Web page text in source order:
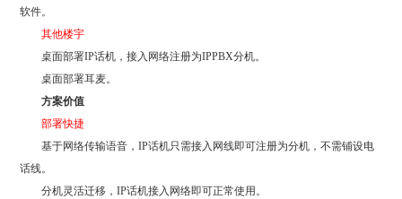
软件。
其他楼宇
桌面部署IP话机，接入网络注册为IPPBX分机。
桌面部署耳麦。
方案价值
部署快捷
基于网络传输语音，IP话机只需接入网线即可注册为分机，不需铺设电
话线。
分机灵活迁移，IP话机接入网络即可正常使用。